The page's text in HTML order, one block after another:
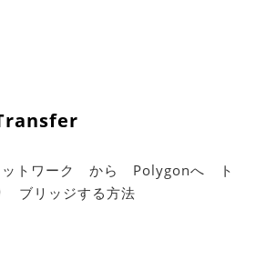
ットワーク から Polygonへ ト
ブリッジする方法